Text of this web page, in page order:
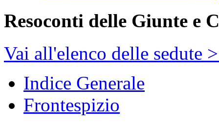
Resoconti delle Giunte e
Vai all'elenco delle sedute
Indice Generale
Frontespizio